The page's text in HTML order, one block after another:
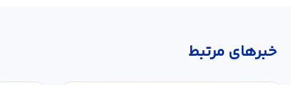
خبر‌های مرتبط